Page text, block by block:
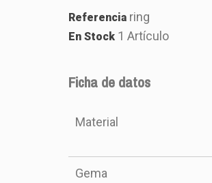
Referencia ring
En Stock 1 Artículo
Ficha de datos
Material
Gema